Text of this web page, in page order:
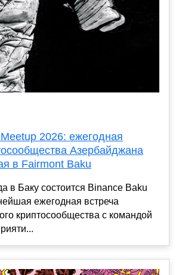
2026: ежегодная
Азербайджана
в Fairmont Baku
в Баку состоится Binance Baku
ежегодная встреча
криптосообщества с командой